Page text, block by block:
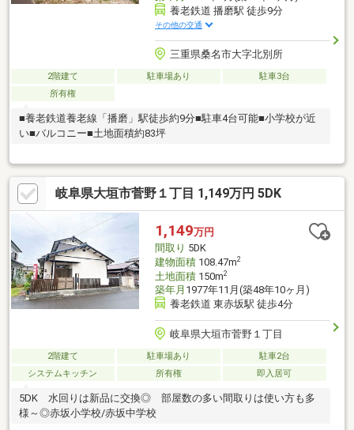
養老鉄道 播磨駅 徒歩9分
その他の交通
三重県桑名市大字北別所
2階建て 駐車場あり
駐車3台
所有権
■養老鉄道養老線「播磨」駅徒歩約9分■駐車4台可能■小学校が近
い■バルコニー■土地面積約83坪
岐阜県大垣市菅野１丁目 1,149万円 5DK
1,149万円
間取り 5DK
建物面積108.47m2
土地面積150m2
築年月 1977年11月(築48年10ヶ月)
養老鉄道 東赤坂駅 徒歩4分
岐阜県大垣市菅野１丁目
2階建て 駐車場あり
駐車2台
システムキッチン
所有権 即入居可
5DK 水回りは新品に交換◎ 部屋数の多い間取りは使い方も多
様～◎赤坂小学校/赤坂中学校